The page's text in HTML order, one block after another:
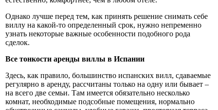
Однако лучше перед тем, как принять решение снимать себе
виллу на какой-то определенный срок, нужно непременно
узнать некоторые важные особенности подобного рода
сделок.
Все тонкости аренды виллы в Испании
Здесь, как правило, большинство испанских вилл, сдаваемые
регулярно в аренду, рассчитаны только на одну или бывает –
на всего две семьи. Там имеется обязательно несколько
комнат, необходимые подсобные помещения, нормально